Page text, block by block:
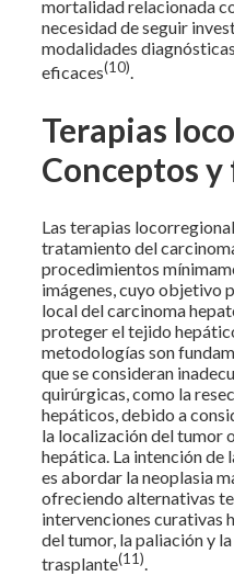
mortalidad relacionada
necesidad de seguir
modalidades
eficaces(10).
Terapias
Conceptos
Las terapias
tratamiento del
procedimientos
imágenes, cuyo objetivo
local del carcinoma
proteger el tejido
metodologías son
que se consideran
quirúrgicas, como la
hepáticos, debido a
la localización del tumor
hepática. La intención de
es abordar la neoplasia
ofreciendo alternativas
intervenciones curativas
del tumor, la paliación y
trasplante(11).